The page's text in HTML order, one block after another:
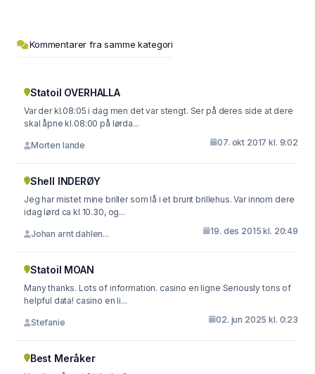
Kommentarer fra samme kategori
Statoil OVERHALLA
Var der kl.08:05 i dag men det var stengt. Ser på deres side at dere
skal åpne kl.08:00 på lørda...
Morten lande 07. okt 2017 kl. 9:02
Shell INDERØY
Jeg har mistet mine briller som lå i et brunt brillehus. Var innom dere
idag lørd ca kl 10.30, og...
Johan arnt dahlen... 19. des 2015 kl. 20:49
Statoil MOAN
Many thanks. Lots of information. casino en ligne Seriously tons of
helpful data! casino en li...
Stefanie 02. jun 2025 kl. 0:23
Best Meråker